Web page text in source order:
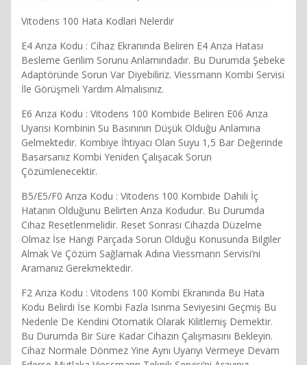
Vitodens 100 Hata Kodlari Nelerdir
E4 Arıza Kodu : Cihaz Ekranında Beliren E4 Arıza Hatası
Besleme Gerilim Sorunu Anlamındadır. Bu Durumda Şebeke
Adaptöründe Sorun Var Diyebiliriz. Viessmann Kombi Servisi
İle Görüşmeli Yardım Almalısınız.
E6 Arıza Kodu : Vitodens 100 Kombide Beliren E06 Arıza
Uyarısı Kombinin Su Basınının Düşük Olduğu Anlamına
Gelmektedir. Kombiye İhtiyacı Olan Suyu 1,5 Bar Değerinde
Basarsanız Kombi Yeniden Çalışacak Sorun
Çözümlenecektir.
B5/E5/F0 Arıza Kodu : Vitodens 100 Kombide Dahili İç
Hatanın Olduğunu Belirten Arıza Kodudur. Bu Durumda
Cihaz Resetlenmelidir. Reset Sonrası Cihazda Düzelme
Olmaz İse Hangi Parçada Sorun Olduğu Konusunda Bilgiler
Almak Ve Çözüm Sağlamak Adına Viessmann Servisi’ni
Aramanız Gerekmektedir.
F2 Arıza Kodu : Vitodens 100 Kombi Ekranında Bu Hata
Kodu Belirdi İse Kombi Fazla Isınma Seviyesini Geçmiş Bu
Nedenle De Kendini Otomatik Olarak Kilitlemiş Demektir.
Bu Durumda Bir Süre Kadar Cihazın Çalışmasını Bekleyin.
Cihaz Normale Dönmez Yine Aynı Uyarıyı Vermeye Devam